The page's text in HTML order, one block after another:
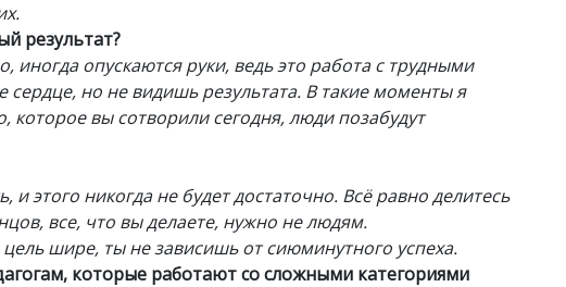
результат?
иногда опускаются руки, ведь это работа с трудными
но не видишь результата. В такие моменты я
вы сотворили сегодня, люди позабудут
этого никогда не будет достаточно. Всё равно делитесь
все, что вы делаете, нужно не людям.
шире, ты не зависишь от сиюминутного успеха.
которые работают со сложными категориями